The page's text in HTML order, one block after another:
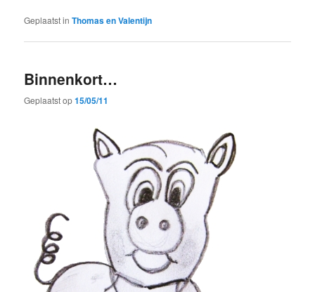
Geplaatst in Thomas en Valentijn
Binnenkort…
Geplaatst op15/05/11